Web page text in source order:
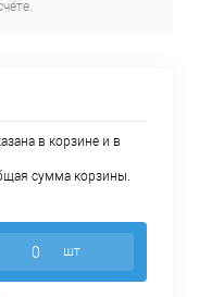
в корзине и в
сумма корзины.
шт